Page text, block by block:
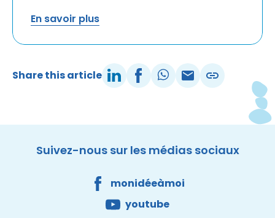
En savoir plus
Share this article
Suivez-nous sur les médias sociaux
monidéeàmoi
youtube